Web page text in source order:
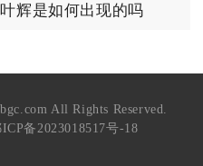
辉是如何出现的吗
All Rights Reserved.
备2023018517号-18